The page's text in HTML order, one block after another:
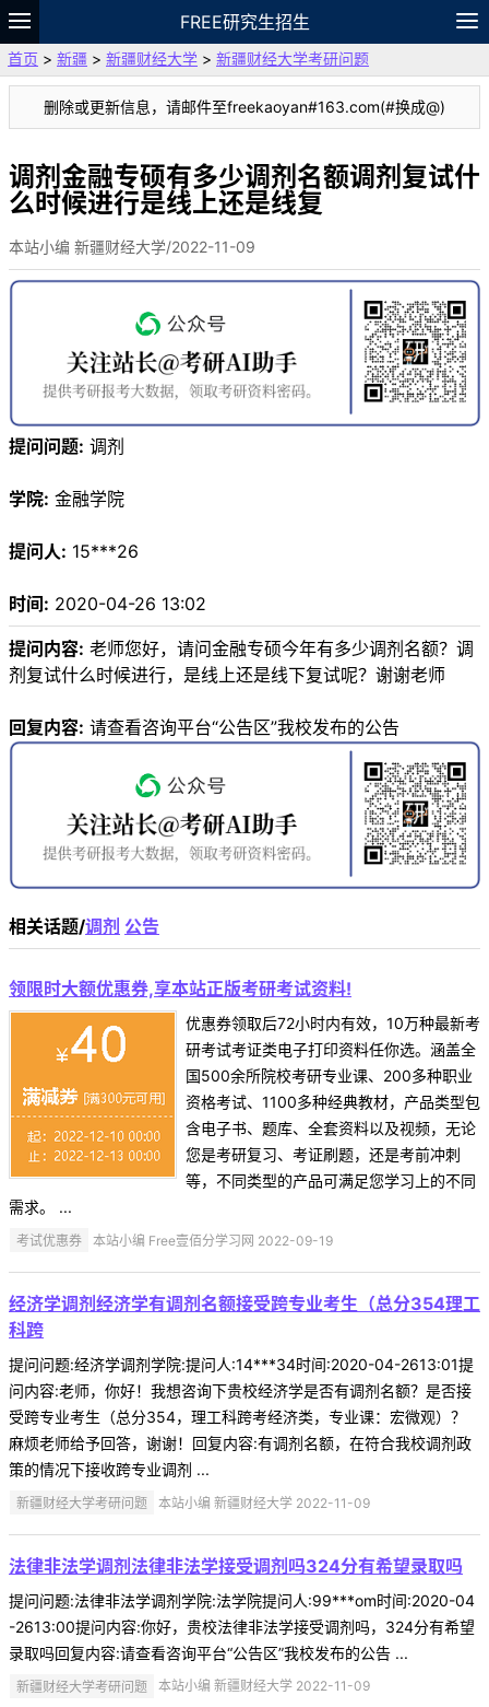
FREE研究生招生
题库
故事 专题 APP 笔记
论坛
VIP
资料
首页 > 新疆 > 新疆财经大学 > 新疆财经大学考研问题
删除或更新信息，请邮件至freekaoyan#163.com(#换成@)
调剂金融专硕有多少调剂名额调剂复试什
么时候进行是线上还是线复
本站小编 新疆财经大学/2022-11-09
提问问题: 调剂
学院: 金融学院
提问人: 15***26
时间: 2020-04-26 13:02
提问内容: 老师您好，请问金融专硕今年有多少调剂名额？调
剂复试什么时候进行，是线上还是线下复试呢？谢谢老师
回复内容: 请查看咨询平台“公告区”我校发布的公告
相关话题/调剂 公告
领限时大额优惠券,享本站正版考研考试资料!
优惠券领取后72小时内有效，10万种最新考
研考试考证类电子打印资料任你选。涵盖全
国500余所院校考研专业课、200多种职业
资格考试、1100多种经典教材，产品类型包
含电子书、题库、全套资料以及视频，无论
您是考研复习、考证刷题，还是考前冲刺
等，不同类型的产品可满足您学习上的不同
需求。 ...
考试优惠券 本站小编 Free壹佰分学习网 2022-09-19
经济学调剂经济学有调剂名额接受跨专业考生（总分354理工
科跨
提问问题:经济学调剂学院:提问人:14***34时间:2020-04-2613:01提
问内容:老师，你好！我想咨询下贵校经济学是否有调剂名额？是否接
受跨专业考生（总分354，理工科跨考经济类，专业课：宏微观）？
麻烦老师给予回答，谢谢！回复内容:有调剂名额，在符合我校调剂政
策的情况下接收跨专业调剂 ...
新疆财经大学考研问题 本站小编 新疆财经大学 2022-11-09
法律非法学调剂法律非法学接受调剂吗324分有希望录取吗
提问问题:法律非法学调剂学院:法学院提问人:99***om时间:2020-04
-2613:00提问内容:你好，贵校法律非法学接受调剂吗，324分有希望
录取吗回复内容:请查看咨询平台“公告区”我校发布的公告 ...
新疆财经大学考研问题 本站小编 新疆财经大学 2022-11-09